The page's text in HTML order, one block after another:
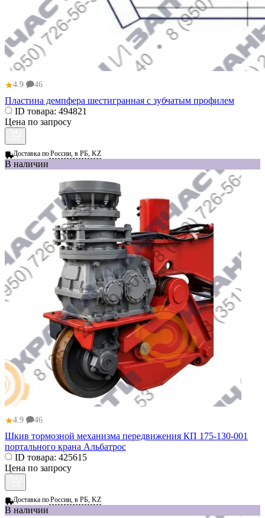
★4.9 46
Пластина демпфера шестигранная с зубчатым профилем
ID товара: 494821
Цена по запросу
Доставка поРоссии, в РБ, KZ
В наличии
★4.9 46
Шкив тормозной механизма передвижения КП 175-130-001
портального крана Альбатрос
ID товара: 425615
Цена по запросу
Доставка поРоссии, в РБ, KZ
В наличии